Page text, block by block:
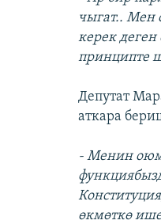
чыгат.. Мен
керек
принципте
Депутат
аткара
- Менин
өкмөткө